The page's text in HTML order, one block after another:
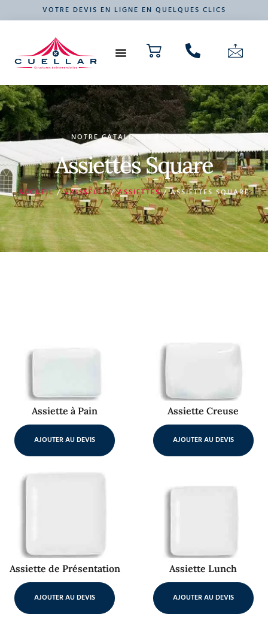
VOTRE DEVIS EN LIGNE EN QUELQUES CLICS
NOTRE CATALOGUE PRODUITS
Assiettes Square
ACCUEIL/VAISSELLE/ASSIETTES/ ASSIETTES SQUARE
Assiette à Pain
AJOUTER AU DEVIS
Assiette Creuse
AJOUTER AU DEVIS
Assiette de Présentation
AJOUTER AU DEVIS
Assiette Lunch
AJOUTER AU DEVIS